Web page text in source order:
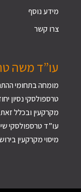
מידע נוסף
צרו קשר
עו”ד משה
מומחה בתחומי
טרספולסקי נסיון
מקרקעין ובכלל
עו”ד טרספולסקי
מיסוי מקרקעין